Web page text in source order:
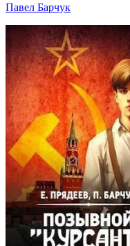
Павел Барчук